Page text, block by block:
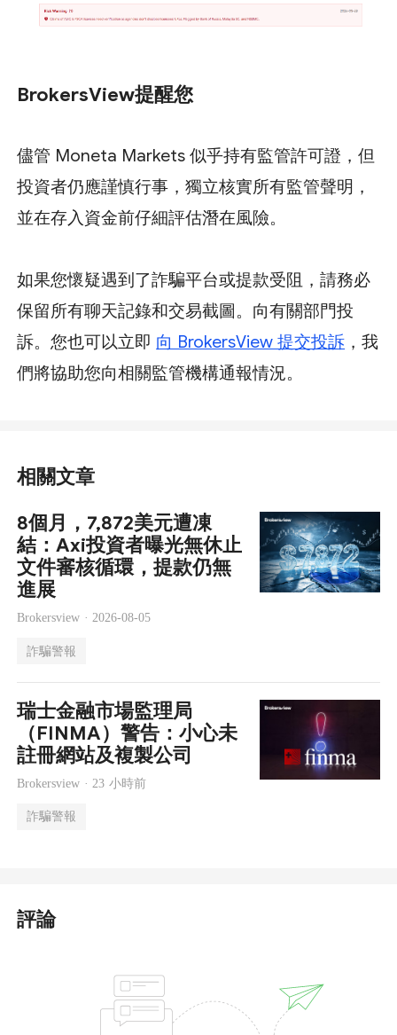
BrokersView提醒您
儘管 Moneta Markets 似乎持有監管許可證，但
投資者仍應謹慎行事，獨立核實所有監管聲明，
並在存入資金前仔細評估潛在風險。
如果您懷疑遇到了詐騙平台或提款受阻，請務必
保留所有聊天記錄和交易截圖。向有關部門投
訴。您也可以立即 向 BrokersView 提交投訴 ，我
們將協助您向相關監管機構通報情況。
相關文章
8個月，7,872美元遭凍
結：Axi投資者曝光無休止
文件審核循環，提款仍無
進展
Brokersview · 2026-08-05
詐騙警報
瑞士金融市場監理局
（FINMA）警告：小心未
註冊網站及複製公司
Brokersview · 23 小時前
詐騙警報
評論